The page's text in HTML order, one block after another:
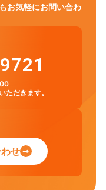
お気軽にお問い合わ
ただきます。
せ